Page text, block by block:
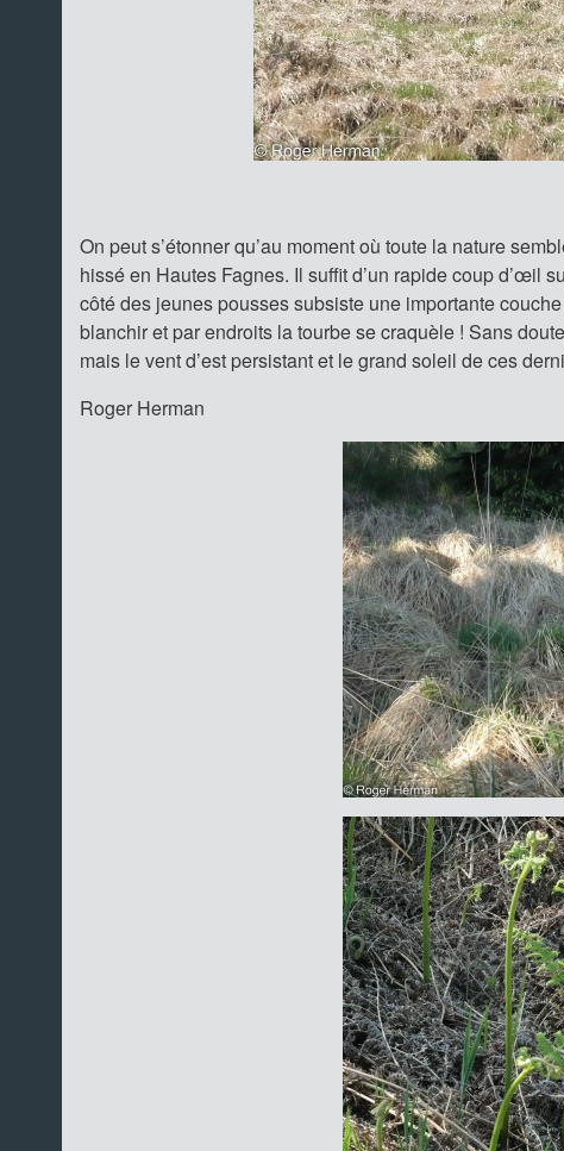
On peut s’étonner qu’au moment où toute la nature
hissé en Hautes Fagnes. Il suffit d’un rapide coup d’œil
côté des jeunes pousses subsiste une importante
blanchir et par endroits la tourbe se craquèle ! Sans
mais le vent d’est persistant et le grand soleil de ces
Roger Herman